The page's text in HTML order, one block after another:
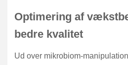
Optimering af
bedre kvalitet
Ud over mikrobiom-